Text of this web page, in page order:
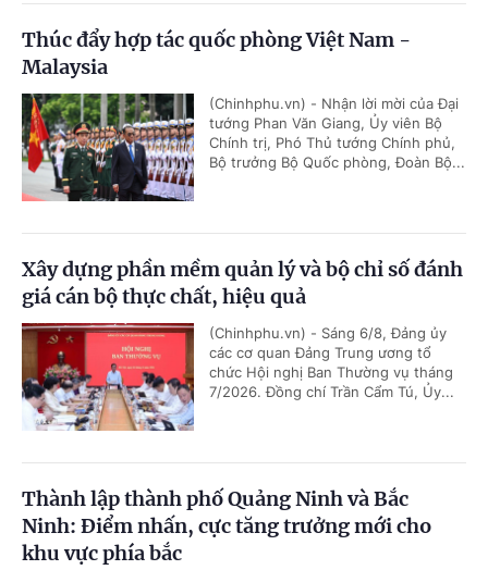
Thúc đẩy hợp tác quốc phòng Việt Nam -
Malaysia
(Chinhphu.vn) - Nhận lời mời của Đại
tướng Phan Văn Giang, Ủy viên Bộ
Chính trị, Phó Thủ tướng Chính phủ,
Bộ trưởng Bộ Quốc phòng, Đoàn Bộ...
Xây dựng phần mềm quản lý và bộ chỉ số đánh
giá cán bộ thực chất, hiệu quả
(Chinhphu.vn) - Sáng 6/8, Đảng ủy
các cơ quan Đảng Trung ương tổ
chức Hội nghị Ban Thường vụ tháng
7/2026. Đồng chí Trần Cẩm Tú, Ủy...
Thành lập thành phố Quảng Ninh và Bắc
Ninh: Điểm nhấn, cực tăng trưởng mới cho
khu vực phía bắc